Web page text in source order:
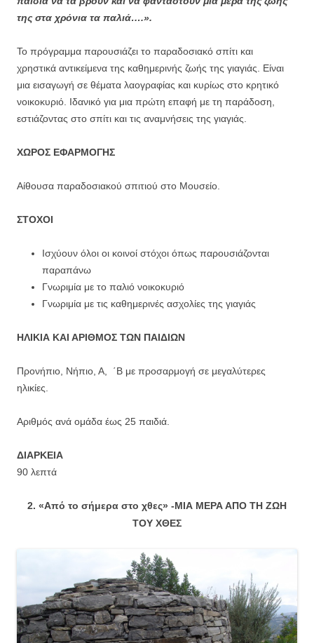
της στα χρόνια τα παλιά….».
Το πρόγραμμα παρουσιάζει το παραδοσιακό σπίτι και
χρηστικά αντικείμενα της καθημερινής ζωής της γιαγιάς. Είναι
μια εισαγωγή σε θέματα λαογραφίας και κυρίως στο κρητικό
νοικοκυριό. Ιδανικό για μια πρώτη επαφή με τη παράδοση,
εστιάζοντας στο σπίτι και τις αναμνήσεις της γιαγιάς.
ΧΩΡΟΣ ΕΦΑΡΜΟΓΗΣ
Αίθουσα παραδοσιακού σπιτιού στο Μουσείο.
ΣΤΟΧΟΙ
Ισχύουν όλοι οι κοινοί στόχοι όπως παρουσιάζονται
παραπάνω
Γνωριμία με το παλιό νοικοκυριό
Γνωριμία με τις καθημερινές ασχολίες της γιαγιάς
ΗΛΙΚΙΑ ΚΑΙ ΑΡΙΘΜΟΣ ΤΩΝ ΠΑΙΔΙΩΝ
Προνήπιο, Νήπιο, Α, ΄Β με προσαρμογή σε μεγαλύτερες
ηλικίες.
Αριθμός ανά ομάδα έως 25 παιδιά.
ΔΙΑΡΚΕΙΑ
90 λεπτά
2. «Από το σήμερα στο χθες» -ΜΙΑ ΜΕΡΑ ΑΠΟ ΤΗ ΖΩΗ
ΤΟΥ ΧΘΕΣ